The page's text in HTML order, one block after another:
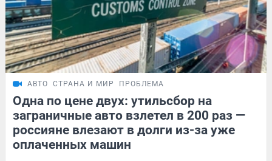
АВТО СТРАНА И МИР ПРОБЛЕМА
Одна по цене двух: утильсбор на
заграничные авто взлетел в 200 раз —
россияне влезают в долги из-за уже
оплаченных машин